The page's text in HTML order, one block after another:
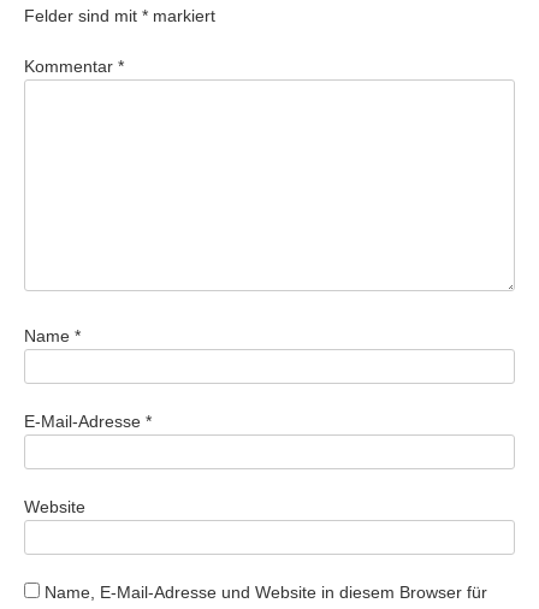
Felder sind mit * markiert
Kommentar *
Name *
E-Mail-Adresse *
Website
Name, E-Mail-Adresse und Website in diesem Browser für